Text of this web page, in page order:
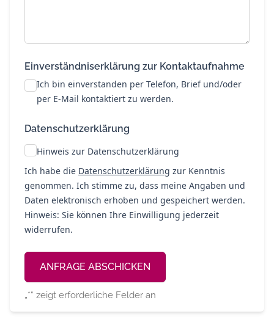
„*“ zeigt erforderliche Felder an
Einverständniserklärung zur Kontaktaufnahme
Ich bin einverstanden per Telefon, Brief und/oder
per E-Mail kontaktiert zu werden.
Datenschutzerklärung
Hinweis zur Datenschutzerklärung
Ich habe die Datenschutzerklärung zur Kenntnis
genommen. Ich stimme zu, dass meine Angaben und
Daten elektronisch erhoben und gespeichert werden.
Hinweis: Sie können Ihre Einwilligung jederzeit
widerrufen.
Alternative: